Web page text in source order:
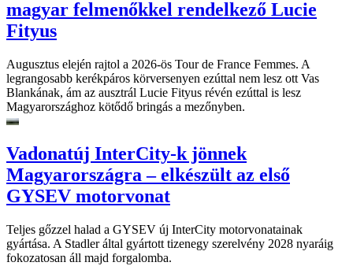
magyar felmenőkkel rendelkező Lucie
Fityus
Augusztus elején rajtol a 2026-ös Tour de France Femmes. A
legrangosabb kerékpáros körversenyen ezúttal nem lesz ott Vas
Blankának, ám az ausztrál Lucie Fityus révén ezúttal is lesz
Magyarországhoz kötődő bringás a mezőnyben.
Vadonatúj InterCity-k jönnek
Magyarországra – elkészült az első
GYSEV motorvonat
Teljes gőzzel halad a GYSEV új InterCity motorvonatainak
gyártása. A Stadler által gyártott tizenegy szerelvény 2028 nyaráig
fokozatosan áll majd forgalomba.